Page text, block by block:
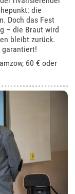
die
Doch das Fest
– die Braut wird
bleibt zurück.
garantiert!
, 60 € oder